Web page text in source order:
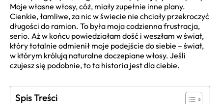
Moje własne włosy, cóż, miały zupełnie inne plany.
Cienkie, łamliwe, za nic w świecie nie chciały przekroczyć
długości do ramion. To była moja codzienna frustracja,
serio. Aż w końcu powiedziałam dość i weszłam w świat,
który totalnie odmienił moje podejście do siebie – świat,
w którym królują naturalne doczepiane włosy. Jeśli
czujesz się podobnie, to ta historia jest dla ciebie.
Spis Treści